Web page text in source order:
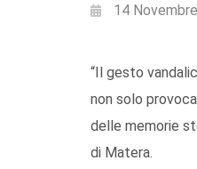
14
“Il gesto
non solo
delle memorie
di Matera.